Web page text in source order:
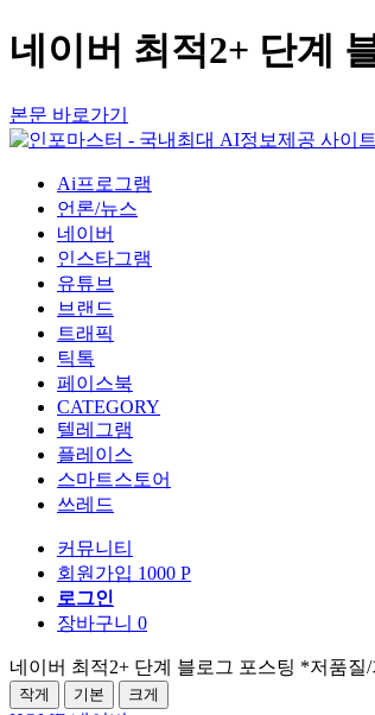
네이버 최적2+ 단계
본문 바로가기
Ai프로그램
언론/뉴스
네이버
인스타그램
유튜브
브랜드
트래픽
틱톡
페이스북
CATEGORY
텔레그램
플레이스
스마트스토어
쓰레드
커뮤니티
회원가입 1000 P
로그인
장바구니 0
네이버 최적2+ 단계 블로그 포스팅 *저품질
작게 기본 크게